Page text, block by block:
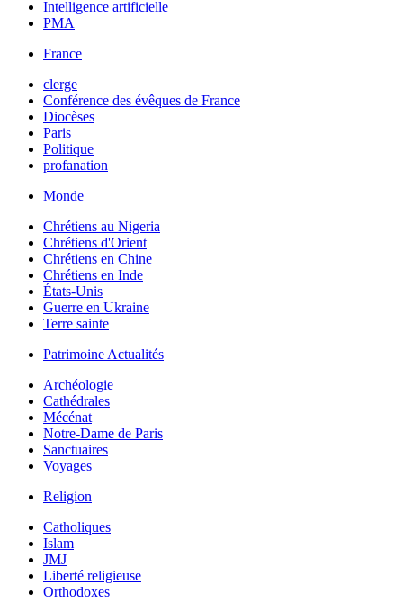
Intelligence artificielle
PMA
France
clerge
Conférence des évêques de France
Diocèses
Paris
Politique
profanation
Monde
Chrétiens au Nigeria
Chrétiens d'Orient
Chrétiens en Chine
Chrétiens en Inde
États-Unis
Guerre en Ukraine
Terre sainte
Patrimoine Actualités
Archéologie
Cathédrales
Mécénat
Notre-Dame de Paris
Sanctuaires
Voyages
Religion
Catholiques
Islam
JMJ
Liberté religieuse
Orthodoxes